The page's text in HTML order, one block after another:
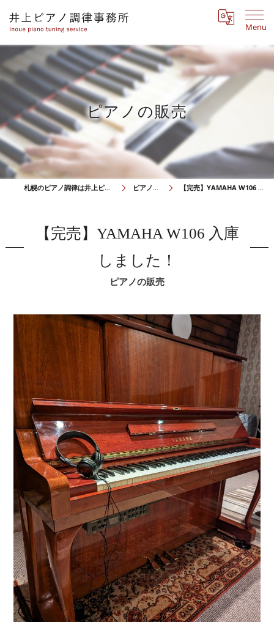
Menu
ピアノの販売
札幌のピアノ調律は井上ピアノ調律事務所 ピアノの販売 【完売】YAMAHA W106 入庫しました！
ピアノの販売
【完売】YAMAHA W106 入庫
しました！